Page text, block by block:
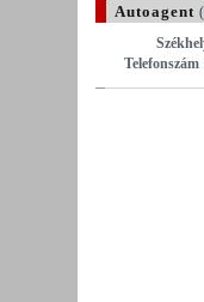
Autoagent
Telefonszám